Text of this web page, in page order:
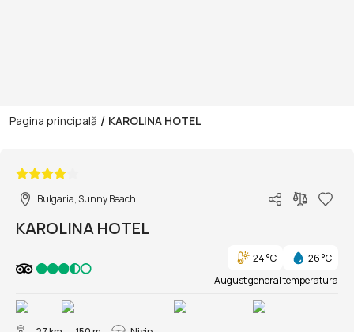
Pagina principală / KAROLINA HOTEL
Bulgaria, Sunny Beach
KAROLINA HOTEL
24 °C
26 °C
August general temperatura